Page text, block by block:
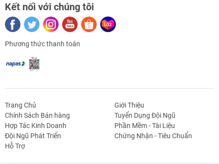
Định
Tải
Linh Kiện Siết -
Nối
Dụng Cụ Cầm
Tay
Máy Công Cụ
Kết nối với chúng tôi
Phương thức thanh toán
Trang Chủ
Giới Thiệu
Chính Sách Bán hàng
Tuyển Dụng Đội Ngũ
Hợp Tác Kinh Doanh
Phần Mềm - Tài Liệu
Đội Ngũ Phát Triển
Chứng Nhận - Tiêu Chuẩn
Hỗ Trợ